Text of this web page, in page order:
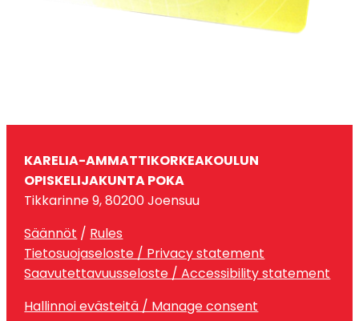
KARELIA-AMMATTIKORKEAKOULUN
OPISKELIJAKUNTA POKA
Tikkarinne 9, 80200 Joensuu
Säännöt / Rules
Tietosuojaseloste / Privacy statement
Saavutettavuusseloste / Accessibility statement
Hallinnoi evästeitä / Manage consent